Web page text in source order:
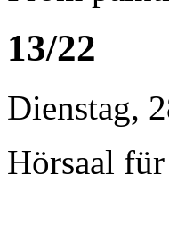
13/22
Dienstag,
Hörsaal